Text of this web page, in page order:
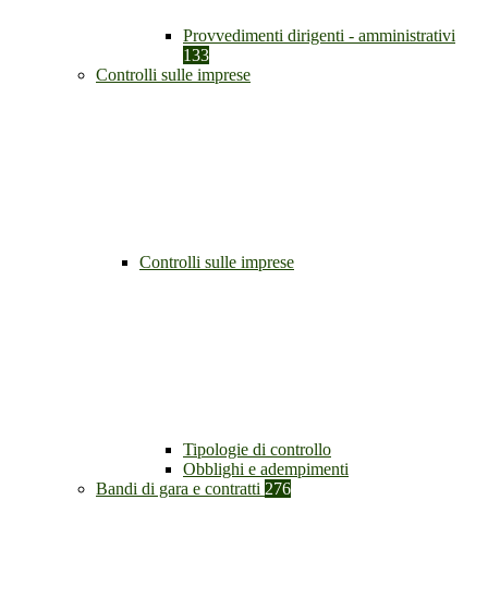
Provvedimenti dirigenti - amministrativi
133
Controlli sulle imprese
Controlli sulle imprese
Tipologie di controllo
Obblighi e adempimenti
Bandi di gara e contratti 276